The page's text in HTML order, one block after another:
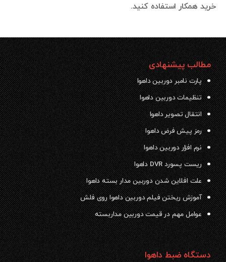
خرید همکار استفاده کنید.
مطالب پیشنهادی
پارت نامبر دوربین داهوا
تنظیمات دوربین داهوا
انتقال تصویر داهوا
رمز پیش فرض داهوا
نرم افزار دوربین داهوا
ریست پسورد DVR داهوا
علت افلاین شدن دوربین مدار بسته داهوا
آموزش ریختن فیلم دوربین داهوا روی فلش
عوامل مهم در قیمت دوربین مداربسته
دستگاه ضبط داهوا